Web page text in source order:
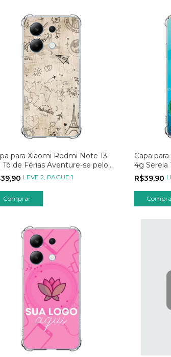
para Xiaomi Redmi Note 13
Tô de Férias Aventure-se pelo
LEVE 2, PAGUE 1
Comprar
Capa
4g Sereia
Livros
R$39,90